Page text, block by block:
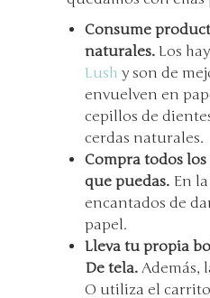
Consume
naturales. Los
Lush y son de
envuelven en
cepillos de
cerdas naturales.
Compra todos
que puedas. En
encantados de
papel.
Lleva tu propia
De tela. Además,
O utiliza el